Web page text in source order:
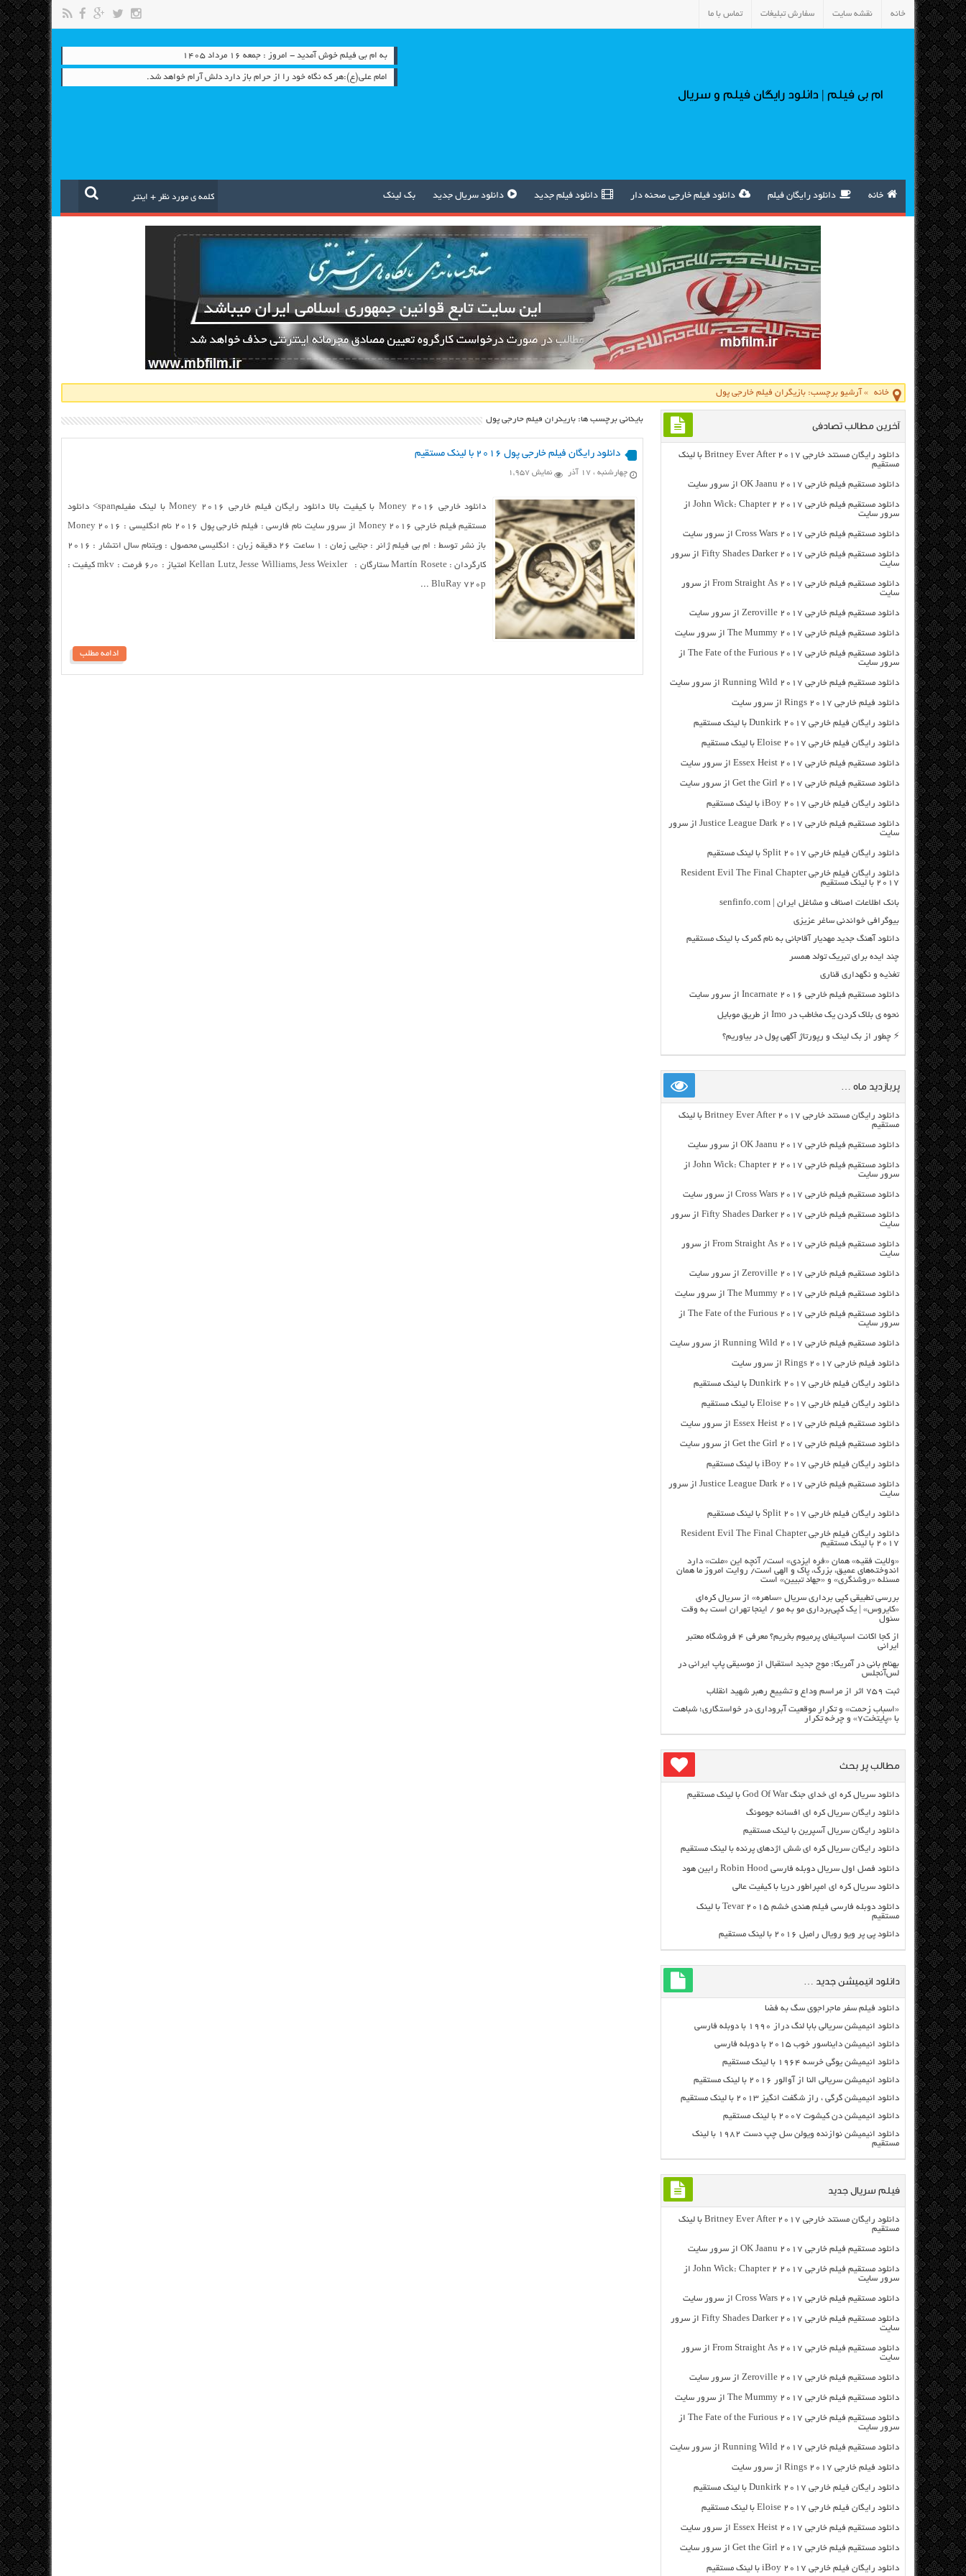
خانه نقشه سایت سفارش تبلیغات تماس با ما
ام بی فیلم | دانلود رایگان فیلم و سریال
به ام بی فیلم خوش آمدید - امروز : جمعه ۱۶ مرداد ۱۴۰۵
امام علي(ع):هر كه نگاه خود را از حرام باز دارد دلش آرام خواهد شد.
خانه دانلود رایگان فیلم دانلود فیلم خارجی صحنه دار دانلود فیلم جدید دانلود سریال جدید بک لینک
خانه » آرشیو برچسب: بازیگران فیلم خارجی پول
بایگانی برچسب ها: بازیگران فیلم خارجی پول
دانلود رایگان فیلم خارجی پول ۲۰۱۶ با لینک مستقیم
چهارشنبه ، ۱۷ آذر نمایش 1,957
دانلود خارجی Money 2016 با کیفیت بالا دانلود رایگان فیلم خارجی Money 2016 با لینک مفیلمspan> دانلود
مستقیم فیلم خارجی Money 2016 از سرور سایت نام فارسی : فیلم خارجی پول ۲۰۱۶ نام انگلیسی : Money 2016
باز نشر توسط : ام بی فیلم ژانر : جنایی زمان : ۱ ساعت ۲۶ دقیقه زبان : انگلیسی محصول : ویتنام سال انتشار : ۲۰۱۶
کارگردان : Martín Rosete ستارگان : Kellan Lutz, Jesse Williams, Jess Weixler امتیاز : ۶٫۰ فرمت : mkv کیفیت :
BluRay 720p ...
ادامه مطلب
آخرین مطالب تصادفی
دانلود رایگان مسنتد خارجی Britney Ever After 2017 با لینک
مستقیم
دانلود مستقیم فیلم خارجی OK Jaanu 2017 از سرور سایت
دانلود مستقیم فیلم خارجی John Wick: Chapter 2 2017 از
سرور سایت
دانلود مستقیم فیلم خارجی Cross Wars 2017 از سرور سایت
دانلود مستقیم فیلم خارجی Fifty Shades Darker 2017 از سرور
سایت
دانلود مستقیم فیلم خارجی From Straight As 2017 از سرور
سایت
دانلود مستقیم فیلم خارجی Zeroville 2017 از سرور سایت
دانلود مستقیم فیلم خارجی The Mummy 2017 از سرور سایت
دانلود مستقیم فیلم خارجی The Fate of the Furious 2017 از
سرور سایت
دانلود مستقیم فیلم خارجی Running Wild 2017 از سرور سایت
دانلود فیلم خارجی Rings 2017 از سرور سایت
دانلود رایگان فیلم خارجی Dunkirk 2017 با لینک مستقیم
دانلود رایگان فیلم خارجی Eloise 2017 با لینک مستقیم
دانلود مستقیم فیلم خارجی Essex Heist 2017 از سرور سایت
دانلود مستقیم فیلم خارجی Get the Girl 2017 از سرور سایت
دانلود رایگان فیلم خارجی iBoy 2017 با لینک مستقیم
دانلود مستقیم فیلم خارجی Justice League Dark 2017 از سرور
سایت
دانلود رایگان فیلم خارجی Split 2017 با لینک مستقیم
دانلود رایگان فیلم خارجی Resident Evil The Final Chapter
2017 با لینک مستقیم
بانک اطلاعات اصناف و مشاغل ایران | senfinfo.com
بیوگرافی خواندنی ساغر عزیزی
دانلود آهنگ جدید مهدیار آقاجانی به نام گمرک با لینک مستقیم
چند ایده برای تبریک تولد همسر
تغذیه و نگهداری قناری
دانلود مستقیم فیلم خارجی Incarnate 2016 از سرور سایت
نحوه ی بلاک کردن یک مخاطب در Imo از طریق موبایل
⚡ چطور از بک لینک و رپورتاژ آگهی پول در بیاوریم؟
پربازدید ماه …
دانلود رایگان مسنتد خارجی Britney Ever After 2017 با لینک
مستقیم
دانلود مستقیم فیلم خارجی OK Jaanu 2017 از سرور سایت
دانلود مستقیم فیلم خارجی John Wick: Chapter 2 2017 از
سرور سایت
دانلود مستقیم فیلم خارجی Cross Wars 2017 از سرور سایت
دانلود مستقیم فیلم خارجی Fifty Shades Darker 2017 از سرور
سایت
دانلود مستقیم فیلم خارجی From Straight As 2017 از سرور
سایت
دانلود مستقیم فیلم خارجی Zeroville 2017 از سرور سایت
دانلود مستقیم فیلم خارجی The Mummy 2017 از سرور سایت
دانلود مستقیم فیلم خارجی The Fate of the Furious 2017 از
سرور سایت
دانلود مستقیم فیلم خارجی Running Wild 2017 از سرور سایت
دانلود فیلم خارجی Rings 2017 از سرور سایت
دانلود رایگان فیلم خارجی Dunkirk 2017 با لینک مستقیم
دانلود رایگان فیلم خارجی Eloise 2017 با لینک مستقیم
دانلود مستقیم فیلم خارجی Essex Heist 2017 از سرور سایت
دانلود مستقیم فیلم خارجی Get the Girl 2017 از سرور سایت
دانلود رایگان فیلم خارجی iBoy 2017 با لینک مستقیم
دانلود مستقیم فیلم خارجی Justice League Dark 2017 از سرور
سایت
دانلود رایگان فیلم خارجی Split 2017 با لینک مستقیم
دانلود رایگان فیلم خارجی Resident Evil The Final Chapter
2017 با لینک مستقیم
«ولایت فقیه» همان «فره ایزدی» است/ آنچه این «ملت» دارد
اندوخته‌های عمیق، بزرگ، پاک و الهی است/ روایت امروز ما همان
مسئله «روشنگری» و «جهاد تبیین» است
بررسی تطبیقی کپی برداری سریال «ساهره» از سریال کره‌ای
«کایروس» | یک کپی‌برداری مو به مو / اینجا تهران است به وقت
سئول
از کجا اکانت اسپاتیفای پرمیوم بخریم؟ معرفی ۴ فروشگاه معتبر
ایرانی
بهنام بانی در آمریکا: موج جدید استقبال از موسیقی پاپ ایرانی در
لس‌آنجلس
ثبت ۷۵۹ اثر از مراسم وداع و تشییع رهبر شهید انقلاب
«اسباب زحمت» و تکرار موقعیت آبروداری در خواستگاری؛ شباهت
با «پایتخت۷» و چرخه تکرار
مطالب پر بحث
دانلود سریال کره ای خدای جنگ God Of War با لینک مستقیم
دانلود رایگان سریال کره ای افسانه جومونگ
دانلود رایگان سریال آسپرین با لینک مستقیم
دانلود رایگان سریال کره ای شش اژدهای پرنده با لینک مستقیم
دانلود فصل اول سریال دوبله فارسی Robin Hood رابین هود
دانلود سریال کره ای امپراطور دریا با کیفیت عالی
دانلود دوبله فارسی فیلم هندی خشم Tevar ۲۰۱۵ با لینک
مستقیم
دانلود پی پر ویو رویال رامبل ۲۰۱۶ با لینک مستقیم
دانلود انیمیشن جدید …
دانلود فیلم سفر ماجراجوی سگ به فضا
دانلود انیمیشن سریالی بابا لنگ دراز ۱۹۹۰ با دوبله فارسی
دانلود انیمیشن دایناسور خوب ۲۰۱۵ با دوبله فارسی
دانلود انیمیشن یوگی خرسه ۱۹۶۴ با لینک مستقیم
دانلود انیمیشن سریالی النا از آوالور ۲۰۱۶ با لینک مستقیم
دانلود انیمیشن گرگی ، راز شگفت انگیز ۲۰۱۳ با لینک مستقیم
دانلود انیمیشن دن کیشوت ۲۰۰۷ با لینک مستقیم
دانلود انیمیشن نوازنده ویولن سل چپ دست ۱۹۸۲ با لینک
مستقیم
فیلم سریال جدید
دانلود رایگان مسنتد خارجی Britney Ever After 2017 با لینک
مستقیم
دانلود مستقیم فیلم خارجی OK Jaanu 2017 از سرور سایت
دانلود مستقیم فیلم خارجی John Wick: Chapter 2 2017 از
سرور سایت
دانلود مستقیم فیلم خارجی Cross Wars 2017 از سرور سایت
دانلود مستقیم فیلم خارجی Fifty Shades Darker 2017 از سرور
سایت
دانلود مستقیم فیلم خارجی From Straight As 2017 از سرور
سایت
دانلود مستقیم فیلم خارجی Zeroville 2017 از سرور سایت
دانلود مستقیم فیلم خارجی The Mummy 2017 از سرور سایت
دانلود مستقیم فیلم خارجی The Fate of the Furious 2017 از
سرور سایت
دانلود مستقیم فیلم خارجی Running Wild 2017 از سرور سایت
دانلود فیلم خارجی Rings 2017 از سرور سایت
دانلود رایگان فیلم خارجی Dunkirk 2017 با لینک مستقیم
دانلود رایگان فیلم خارجی Eloise 2017 با لینک مستقیم
دانلود مستقیم فیلم خارجی Essex Heist 2017 از سرور سایت
دانلود مستقیم فیلم خارجی Get the Girl 2017 از سرور سایت
دانلود رایگان فیلم خارجی iBoy 2017 با لینک مستقیم